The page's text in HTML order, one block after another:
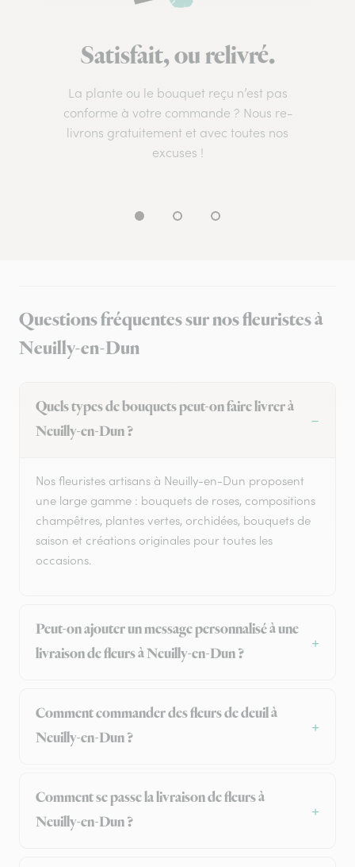
Satisfait, ou relivré.
La plante ou le bouquet reçu n’est pas
conforme à votre commande ? Nous re-
livrons gratuitement et avec toutes nos
excuses !
Questions fréquentes sur nos fleuristes à
Neuilly-en-Dun
Quels types de bouquets peut-on faire livrer à
Neuilly-en-Dun ?
Nos fleuristes artisans à Neuilly-en-Dun proposent
une large gamme : bouquets de roses, compositions
champêtres, plantes vertes, orchidées, bouquets de
saison et créations originales pour toutes les
occasions.
Peut-on ajouter un message personnalisé à une
livraison de fleurs à Neuilly-en-Dun ?
Comment commander des fleurs de deuil à
Neuilly-en-Dun ?
Comment se passe la livraison de fleurs à
Neuilly-en-Dun ?